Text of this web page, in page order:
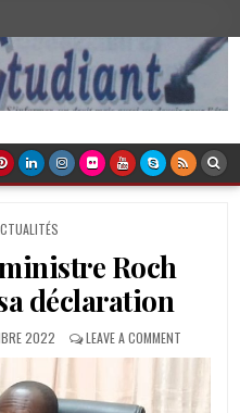
Roch
déclaration
2022 LEAVE A COMMENTON
DÉMISSION